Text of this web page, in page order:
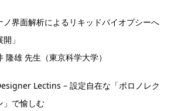
ノ界面解析によるリキッドバイオプシーへ
」
隆雄 先生（東京科学大学）
Lectins – 設定自在な「ボロノレク
」で愉しむ